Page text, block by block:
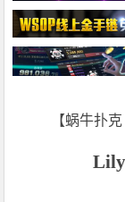
【蜗牛扑
Lily